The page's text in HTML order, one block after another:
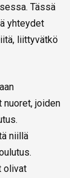
Tässä
yhteydet
liittyvätkö
nuoret, joiden
niillä
olivat